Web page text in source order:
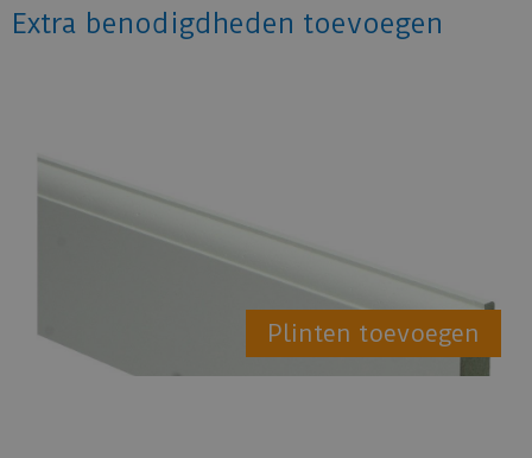
Extra benodigdheden toevoegen
Plinten toevoegen